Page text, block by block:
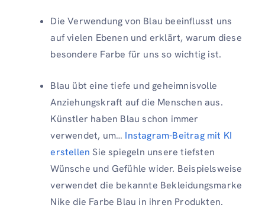
Die Verwendung von Blau beeinflusst uns
auf vielen Ebenen und erklärt, warum diese
besondere Farbe für uns so wichtig ist.
Blau übt eine tiefe und geheimnisvolle
Anziehungskraft auf die Menschen aus.
Künstler haben Blau schon immer
verwendet, um… Instagram-Beitrag mit KI
erstellen Sie spiegeln unsere tiefsten
Wünsche und Gefühle wider. Beispielsweise
verwendet die bekannte Bekleidungsmarke
Nike die Farbe Blau in ihren Produkten.